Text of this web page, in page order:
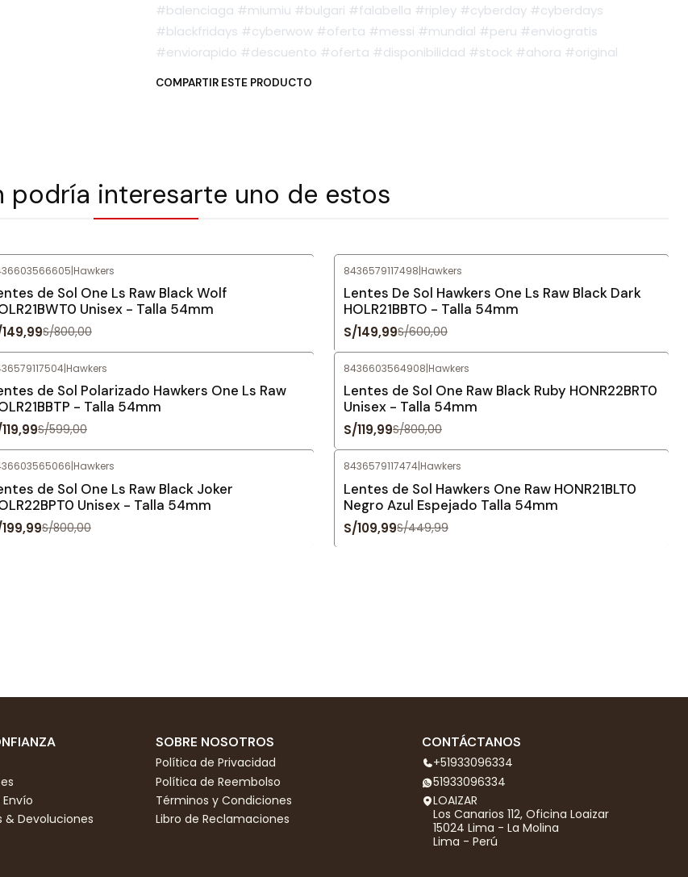
#balenciaga #miumiu #bulgari #falabella #ripley #cyberday #cyberdays
#blackfridays #cyberwow #oferta #messi #mundial #peru #enviogratis
#enviorapido #descuento #oferta #disponibilidad #stock #ahora #original
COMPARTIR ESTE PRODUCTO
podría interesarte uno de estos
|Hawkers
de Sol One Ls Raw Black Wolf
Unisex - Talla 54mm
S/800,00
8436579117498|Hawkers
Lentes De Sol Hawkers One Ls Raw Black Dark
HOLR21BBTO - Talla 54mm
S/149,99S/600,00
|Hawkers
de Sol Polarizado Hawkers One Ls Raw
- Talla 54mm
S/599,00
8436603564908|Hawkers
Lentes de Sol One Raw Black Ruby HONR22BRT0
Unisex - Talla 54mm
S/119,99S/800,00
|Hawkers
de Sol One Ls Raw Black Joker
Unisex - Talla 54mm
S/800,00
8436579117474|Hawkers
Lentes de Sol Hawkers One Raw HONR21BLT0
Negro Azul Espejado Talla 54mm
S/109,99S/449,99
& Devoluciones
SOBRE NOSOTROS
Política de Privacidad
Política de Reembolso
Términos y Condiciones
Libro de Reclamaciones
CONTÁCTANOS
+51933096334
51933096334
LOAIZAR
Los Canarios 112, Oficina Loaizar
15024 Lima - La Molina
Lima - Perú